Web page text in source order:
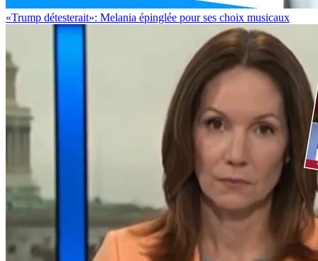
«Trump détesterait»: Melania épinglée pour ses choix musicaux